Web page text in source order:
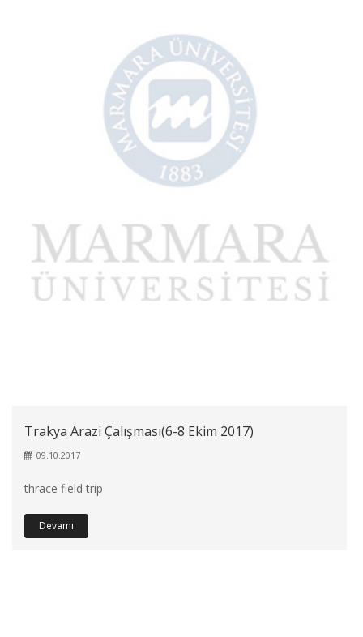
Trakya Arazi Çalışması(6-8 Ekim 2017)
09.10.2017
thrace field trip
Devamı